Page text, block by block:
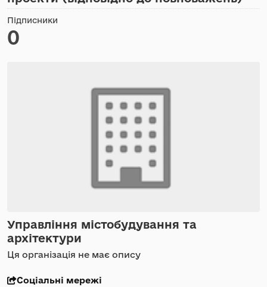
Підписники
0
Управління містобудування та
архітектури
Ця організація не має опису
Соціальні мережі